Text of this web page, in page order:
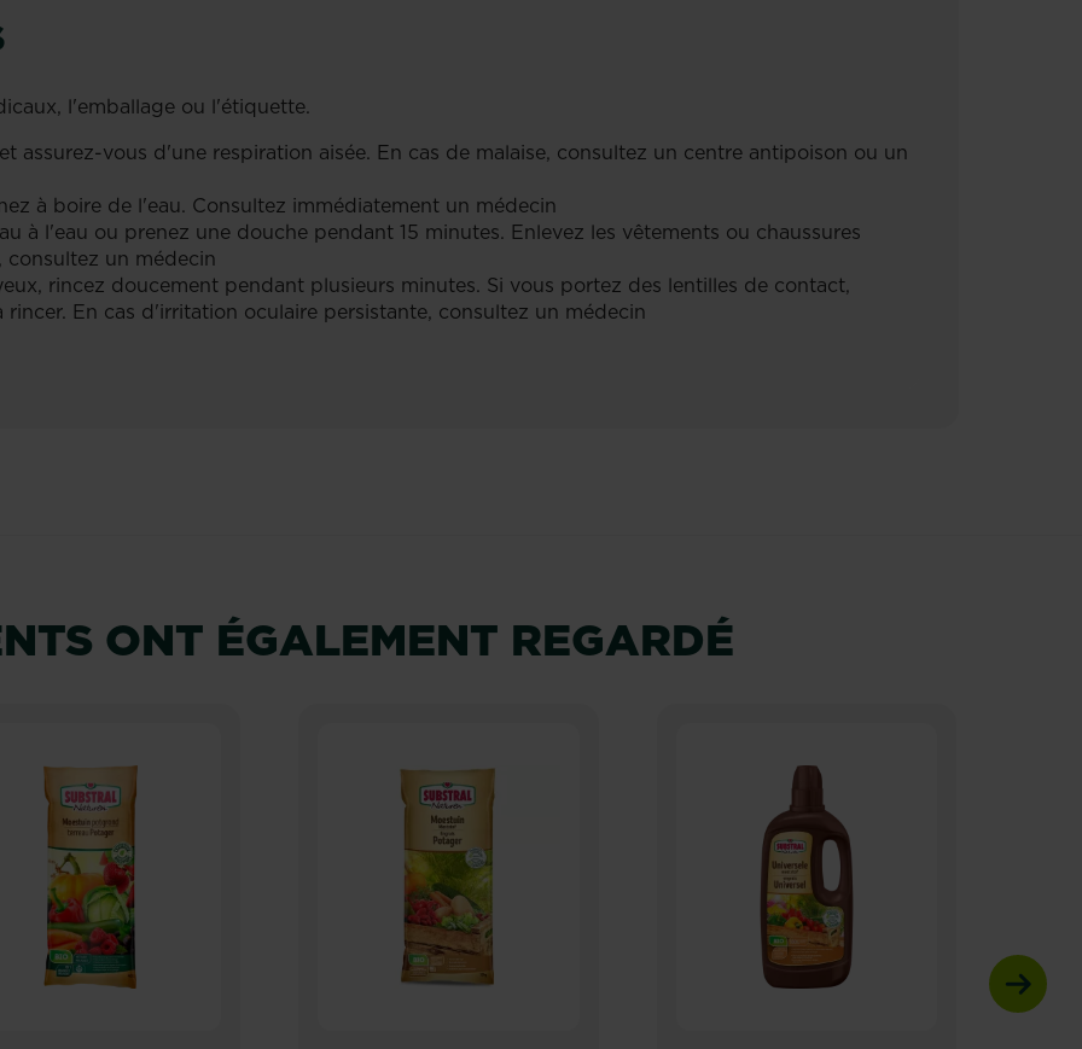
l'emballage ou l'étiquette.
assurez-vous d'une respiration aisée. En cas de malaise, consultez un centre antipoison ou un
à boire de l'eau. Consultez immédiatement un médecin
à l'eau ou prenez une douche pendant 15 minutes. Enlevez les vêtements ou chaussures
consultez un médecin
rincez doucement pendant plusieurs minutes. Si vous portez des lentilles de contact,
En cas d'irritation oculaire persistante, consultez un médecin
ONT ÉGALEMENT REGARDÉ